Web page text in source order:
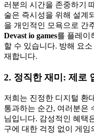
러분의 시간을 존중하기
술은 즉시성을 위해 설계
을 개인적인 모욕으로 간
Devast io games를 플레이
할 수 있습니다. 방해 요
재합니다.
2. 정직한 재미: 제로
저희는 진정한 디지털 환
통과하는 순간, 여러분은
님입니다. 감성적인 혜택
구에 대한 걱정 없이 게임